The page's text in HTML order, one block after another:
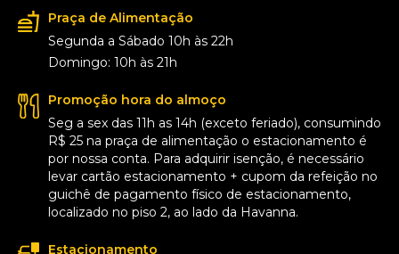
Praça de Alimentação
Segunda a Sábado 10h às 22h
Domingo: 10h às 21h
Promoção hora do almoço
Seg a sex das 11h as 14h (exceto feriado), consumindo
R$ 25 na praça de alimentação o estacionamento é
por nossa conta. Para adquirir isenção, é necessário
levar cartão estacionamento + cupom da refeição no
guichê de pagamento físico de estacionamento,
localizado no piso 2, ao lado da Havanna.
Estacionamento